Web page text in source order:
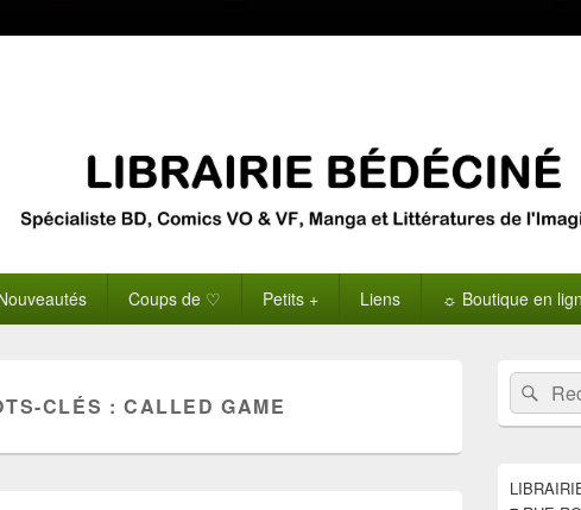
Coups de ♡ Petits + Liens ☼ Boutique en
CLÉS :CALLED GAME
Zone
principale
de
widget
barre